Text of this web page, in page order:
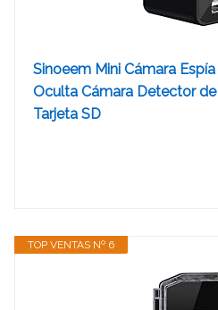
Sinoeem Mini Cámara
Oculta Cámara Detector
Tarjeta SD
TOP VENTAS Nº 6